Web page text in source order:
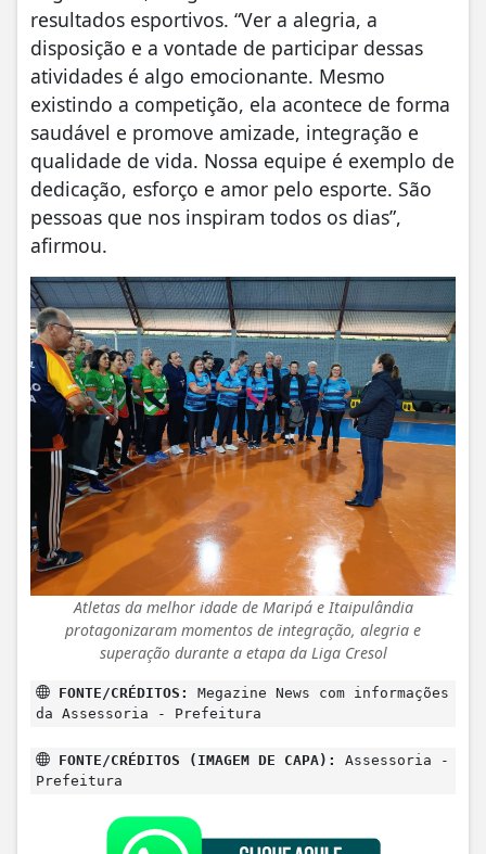
resultados esportivos. “Ver a alegria, a
disposição e a vontade de participar dessas
atividades é algo emocionante. Mesmo
existindo a competição, ela acontece de forma
saudável e promove amizade, integração e
qualidade de vida. Nossa equipe é exemplo de
dedicação, esforço e amor pelo esporte. São
pessoas que nos inspiram todos os dias”,
afirmou.
Atletas da melhor idade de Maripá e Itaipulândia
protagonizaram momentos de integração, alegria e
superação durante a etapa da Liga Cresol
FONTE/CRÉDITOS:
Megazine News com informações
da Assessoria - Prefeitura
FONTE/CRÉDITOS (IMAGEM DE CAPA):
Assessoria -
Prefeitura